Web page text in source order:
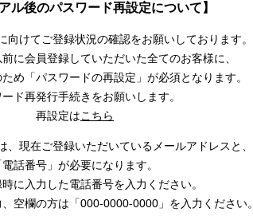
ル後のパスワード再設定について】
向けてご登録状況の確認をお願いしております。
に会員登録していただいた全てのお客様に、
め「パスワードの再設定」が必須となります。
ド再発行手続きをお願いします。
再設定はこちら
、 現在ご登録いただいているメールアドレスと、
電話番号」が必要になります。
に入力した電話番号を入力ください。
空欄の方は 「000-0000-0000」を入力ください。